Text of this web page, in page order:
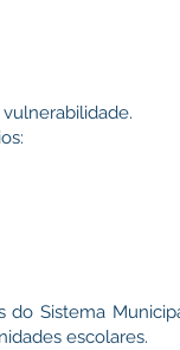
Sistema
escolares.